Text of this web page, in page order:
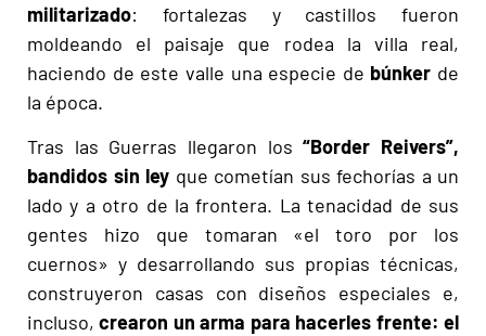
militarizado: fortalezas y castillos fueron
moldeando el paisaje que rodea la villa real,
haciendo de este valle una especie de búnker de
la época.
Tras las Guerras llegaron los“Border Reivers”,
bandidos sin ley que cometían sus fechorías a un
lado y a otro de la frontera. La tenacidad de sus
gentes hizo que tomaran «el toro por los
cuernos» y desarrollando sus propias técnicas,
construyeron casas con diseños especiales e,
incluso, crearon un arma para hacerles frente: el